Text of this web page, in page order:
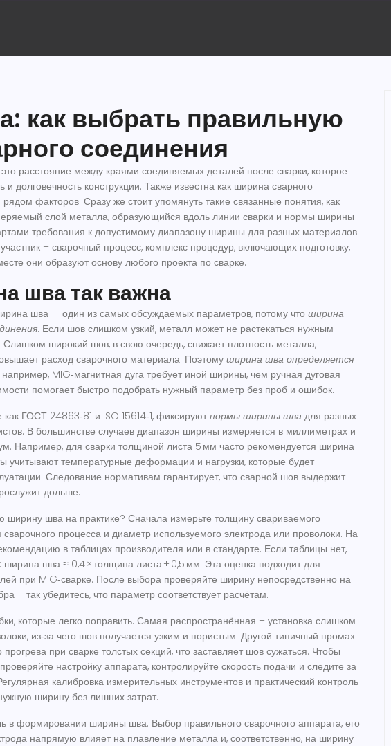
как выбрать правильную
соединения
это расстояние между краями соединяемых деталей после сварки, которое
и долговечность конструкции. Также известна как ширина сварного
рядом факторов. Сразу же стоит упомянуть такие связанные понятия, как
слой металла, образующийся вдоль линии сварки и нормы ширины
требования к допустимому диапазону ширины для разных материалов
– сварочный процесс, комплекс процедур, включающих подготовку,
они образуют основу любого проекта по сварке.
шва так важна
шва — один из самых обсуждаемых параметров, потому что ширина
. Если шов слишком узкий, металл может не растекаться нужным
широкий шов, в свою очередь, снижает плотность металла,
расход сварочного материала. Поэтому ширина шва определяется
MIG‑магнитная дуга требует иной ширины, чем ручная дуговая
помогает быстро подобрать нужный параметр без проб и ошибок.
ГОСТ 24863‑81 и ISO 15614‑1, фиксируют нормы ширины шва для разных
В большинстве случаев диапазон ширины измеряется в миллиметрах и
Например, для сварки толщиной листа 5 мм часто рекомендуется ширина
учитывают температурные деформации и нагрузки, которые будет
Следование нормативам гарантирует, что сварной шов выдержит
дольше.
ширину шва на практике? Сначала измерьте толщину свариваемого
процесса и диаметр используемого электрода или проволоки. На
в таблицах производителя или в стандарте. Если таблицы нет,
шва ≈ 0,4 × толщина листа + 0,5 мм. Эта оценка подходит для
при MIG‑сварке. После выбора проверяйте ширину непосредственно на
– так убедитесь, что параметр соответствует расчётам.
которые легко поправить. Самая распространённая – установка слишком
из‑за чего шов получается узким и пористым. Другой типичный промах
прогрева при сварке толстых секций, что заставляет шов сужаться. Чтобы
настройку аппарата, контролируйте скорость подачи и следите за
калибровка измерительных инструментов и практический контроль
ширину без лишних затрат.
в формировании ширины шва. Выбор правильного сварочного аппарата, его
напрямую влияет на плавление металла и, соответственно, на ширину